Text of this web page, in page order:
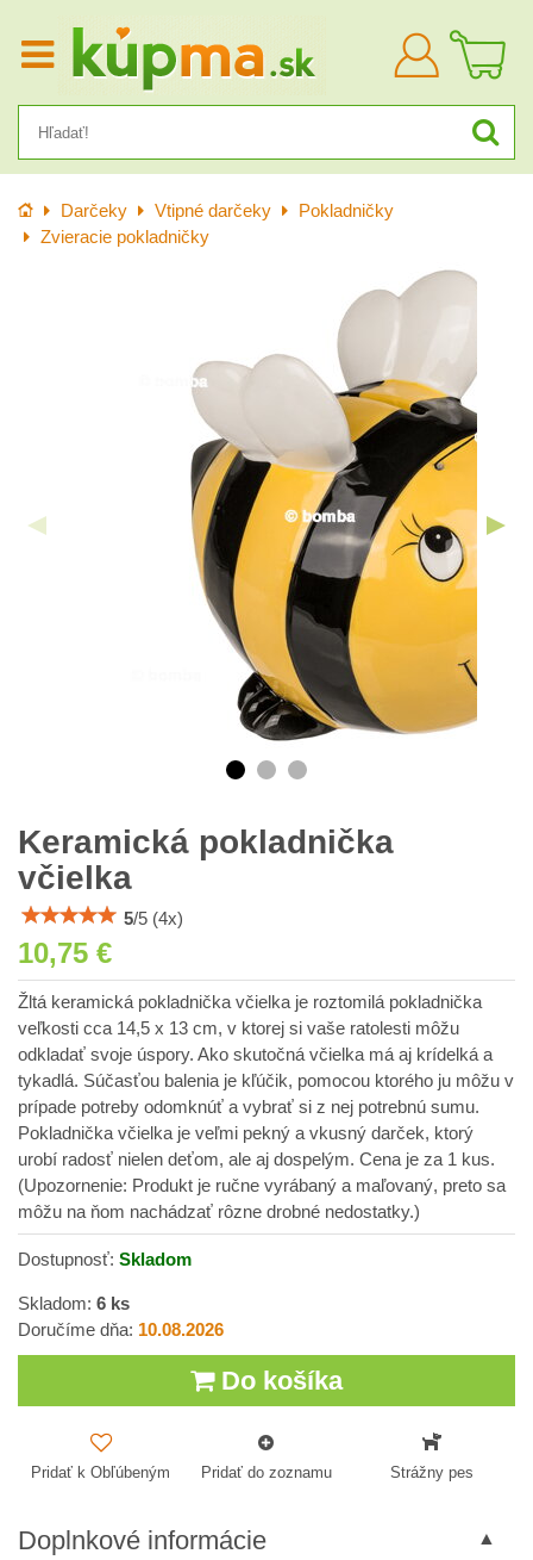
Prihlásiť
sa
Úvod Darčeky Vtipné darčeky
Pokladničky
Zvieracie pokladničky
Keramická pokladnička
včielka
5/5 (4x)
10,75 €
Žltá keramická pokladnička včielka je roztomilá pokladnička
veľkosti cca 14,5 x 13 cm, v ktorej si vaše ratolesti môžu
odkladať svoje úspory. Ako skutočná včielka má aj krídelká a
tykadlá. Súčasťou balenia je kľúčik, pomocou ktorého ju môžu v
prípade potreby odomknúť a vybrať si z nej potrebnú sumu.
Pokladnička včielka je veľmi pekný a vkusný darček, ktorý
urobí radosť nielen deťom, ale aj dospelým. Cena je za 1 kus.
(Upozornenie: Produkt je ručne vyrábaný a maľovaný, preto sa
môžu na ňom nachádzať rôzne drobné nedostatky.)
Dostupnosť: Skladom
Skladom: 6 ks
Doručíme dňa: 10.08.2026
Do košíka
Pridať k Obľúbeným Pridať do zoznamu Strážny pes
Doplnkové informácie